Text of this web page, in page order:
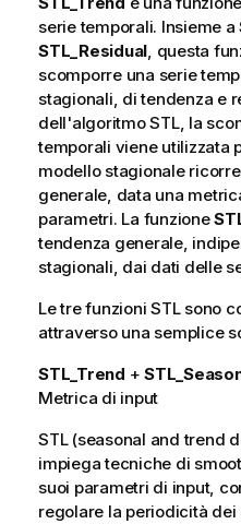
serie temporali. Insieme a
STL_Residual, questa
scomporre una serie
stagionali, di tendenza e
dell'algoritmo STL, la
temporali viene utilizzata
modello stagionale
generale, data una
parametri. La funzione
tendenza generale,
stagionali, dai dati delle
Le tre funzioni STL sono
attraverso una semplice
STL_Trend +
Metrica di input
STL (seasonal and trend
impiega tecniche di
suoi parametri di input,
regolare la periodicità